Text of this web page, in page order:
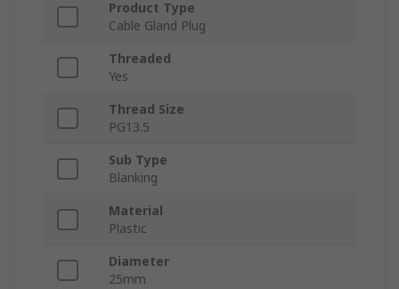
Product Type
Cable Gland Plug
Threaded
Yes
Thread Size
PG13.5
Sub Type
Blanking
Material
Plastic
Diameter
25mm